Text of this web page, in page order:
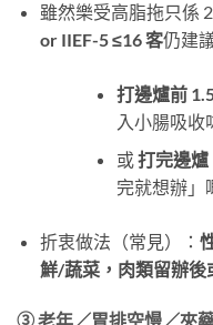
雖然樂受高脂拖只係
or IIEF-5 ≤16 客仍建
打邊爐前
入小腸吸收
或打完邊爐
完就想辦」
折衷做法（常見）：
鮮/蔬菜，肉類留辦後
③ 老年／胃排空慢／夾